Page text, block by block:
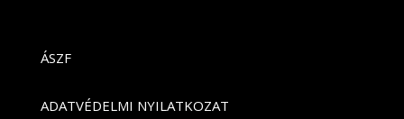
ÁSZF
ADATVÉDELMI NYILATKOZAT